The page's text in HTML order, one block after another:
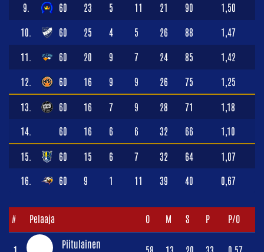
9. 60 23 5 11 21 90 1,50
10. 60 25 4 5 26 88 1,47
11. 60 20 9 7 24 85 1,42
12. 60 16 9 9 26 75 1,25
13. 60 16 7 9 28 71 1,18
14. 60 16 6 6 32 66 1,10
15. 60 15 6 7 32 64 1,07
16. 60 9 1 11 39 40 0,67
# Pelaaja O M S P P/O
Piitulainen